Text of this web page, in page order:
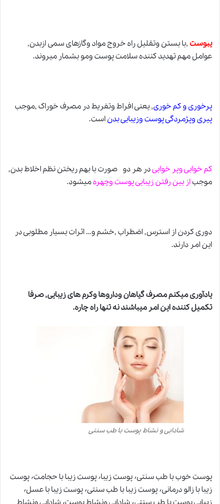
یبوست,با بستن وتقلیل راه خروج مواد وگازهای سمی ازبدن,
عوامل مهم تهدید کننده سلامت پوست ومو بشمار میروند.
پرخوری و کم خوری, یعنی افراط وتفریط در مصرف خوراک ,موجب
پیری وپژمردگی پوست وزیبایی بدناست.
کم خوابی وپر خوابیدر هر دو صورت با بهم ریختن نظم اخلاط بدن,
موجباز بین رفتن زیبایی پوست وچهرهمیشود.
دوری کردن از استرس, اضطراب ,خشم و… اثرات بسیار مطلوبی در
این امر دارند.
یادآوری میکنم مصرف گیاهان وداروها وکرم های زیبایی, صرفا
تکمیل کننده این امر میباشند نه تنها راه چاره.
شادابی و نشاط پوست با طب سنتی
پوست خوب با طب سنتی٬ پوست زیبا٬ پوست زیبا با حجامت٬ پوست
زیبا با زالو درمانی٬ پوست زیبا با طب سنتی٬ پوست زیبا با عسل٬